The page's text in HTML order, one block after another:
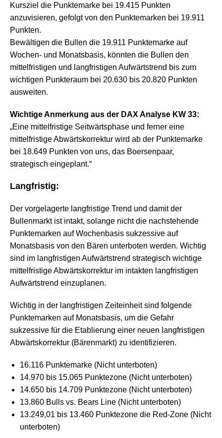
Kursziel die Punktemarke bei 19.415 Punkten
anzuvisieren, gefolgt von den Punktemarken bei 19.911
Punkten.
Bewältigen die Bullen die 19.911 Punktemarke auf
Wochen- und Monatsbasis, könnten die Bullen den
mittelfristigen und langfristigen Aufwärtstrend bis zum
wichtigen Punkteraum bei 20.630 bis 20.820 Punkten
ausweiten.
Wichtige Anmerkung aus der DAX Analyse KW 33:
„Eine mittelfristige Seitwärtsphase und ferner eine
mittelfristige Abwärtskorrektur wird ab der Punktemarke
bei 18.649 Punkten von uns, das Boersenpaar,
strategisch eingeplant.“
Langfristig:
Der vorgelagerte langfristige Trend und damit der
Bullenmarkt ist intakt, solange nicht die nachstehende
Punktemarken auf Wochenbasis sukzessive auf
Monatsbasis von den Bären unterboten werden. Wichtig
sind im langfristigen Aufwärtstrend strategisch wichtige
mittelfristige Abwärtskorrektur im intakten langfristigen
Aufwärtstrend einzuplanen.
Wichtig in der langfristigen Zeiteinheit sind folgende
Punktemarken auf Monatsbasis, um die Gefahr
sukzessive für die Etablierung einer neuen langfristigen
Abwärtskorrektur (Bärenmarkt) zu identifizieren.
16.116 Punktemarke (Nicht unterboten)
14.970 bis 15.065 Punktezone (Nicht unterboten)
14.650 bis 14.709 Punktezone (Nicht unterboten)
13.860 Bulls vs. Bears Line (Nicht unterboten)
13.249,01 bis 13.460 Punktezone die Red-Zone (Nicht
unterboten)